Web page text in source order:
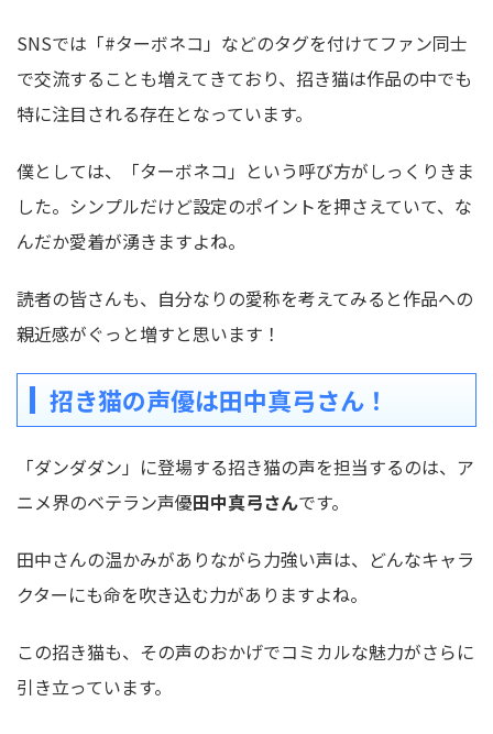
SNSでは「#ターボネコ」などのタグを付けてファン同士
で交流することも増えてきており、招き猫は作品の中でも
特に注目される存在となっています。
僕としては、「ターボネコ」という呼び方がしっくりきま
した。シンプルだけど設定のポイントを押さえていて、な
んだか愛着が湧きますよね。
読者の皆さんも、自分なりの愛称を考えてみると作品への
親近感がぐっと増すと思います！
招き猫の声優は田中真弓さん！
「ダンダダン」に登場する招き猫の声を担当するのは、ア
ニメ界のベテラン声優田中真弓さんです。
田中さんの温かみがありながら力強い声は、どんなキャラ
クターにも命を吹き込む力がありますよね。
この招き猫も、その声のおかげでコミカルな魅力がさらに
引き立っています。